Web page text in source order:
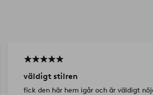
väldigt stilren
fick den här hem igår och är väldigt